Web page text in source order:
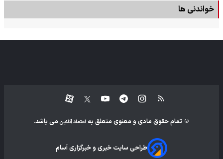
خواندنی ها
تمام حقوق مادی و معنوی متعلق به اعتماد آنلاین می باشد.
طراحی سایت خبری و خبرگزاری آسام